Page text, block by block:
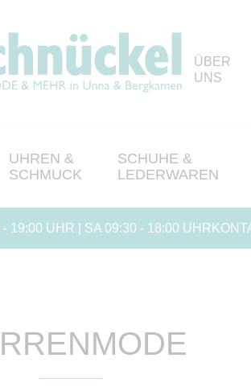
ÜBER
UNS
UHREN &
SCHMUCK
SCHUHE &
LEDERWAREN
- 19:00 UHR | SA 09:30 - 18:00 UHR